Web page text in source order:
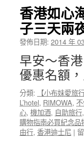
帶
嬰
兒
出
國
自
助
旅
行
程
大
公
開
如
心
海
景
酒
店
飯
店
超
省
錢
攻
略
香港如心
子三天兩
發佈日期: 2014 年
早安～香
優惠名額
分類: 【小布妹愛旅
L’hotel, RIMOWA,
心, 機加酒, 自助旅行,
購物指南必買紀念品
由行, 香港迪士尼 | 在